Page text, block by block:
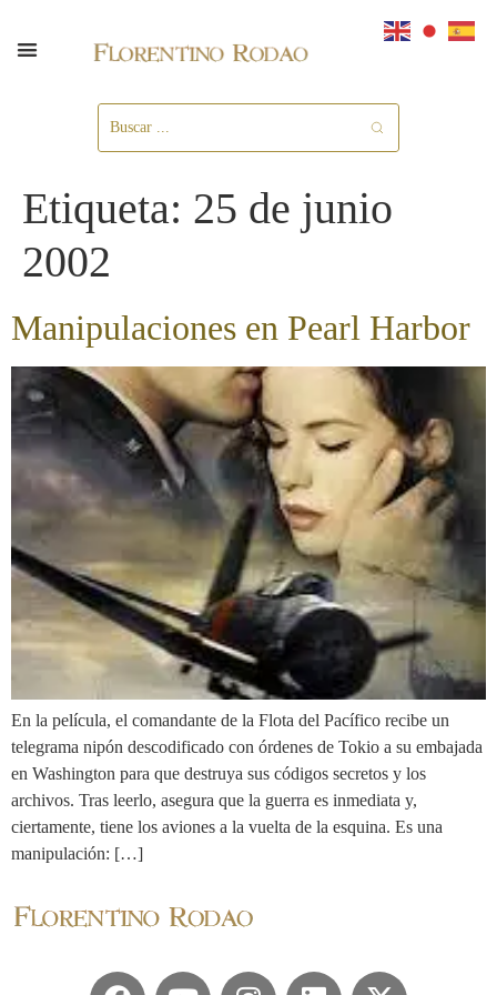
Etiqueta: 25 de junio
2002
Manipulaciones en Pearl Harbor
En la película, el comandante de la Flota del Pacífico recibe un
telegrama nipón descodificado con órdenes de Tokio a su embajada
en Washington para que destruya sus códigos secretos y los
archivos. Tras leerlo, asegura que la guerra es inmediata y,
ciertamente, tiene los aviones a la vuelta de la esquina. Es una
manipulación: […]